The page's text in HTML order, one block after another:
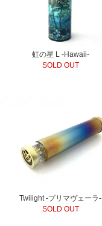
虹の星 L -Hawaii-
SOLD OUT
Twilight -プリマヴェーラ-
SOLD OUT